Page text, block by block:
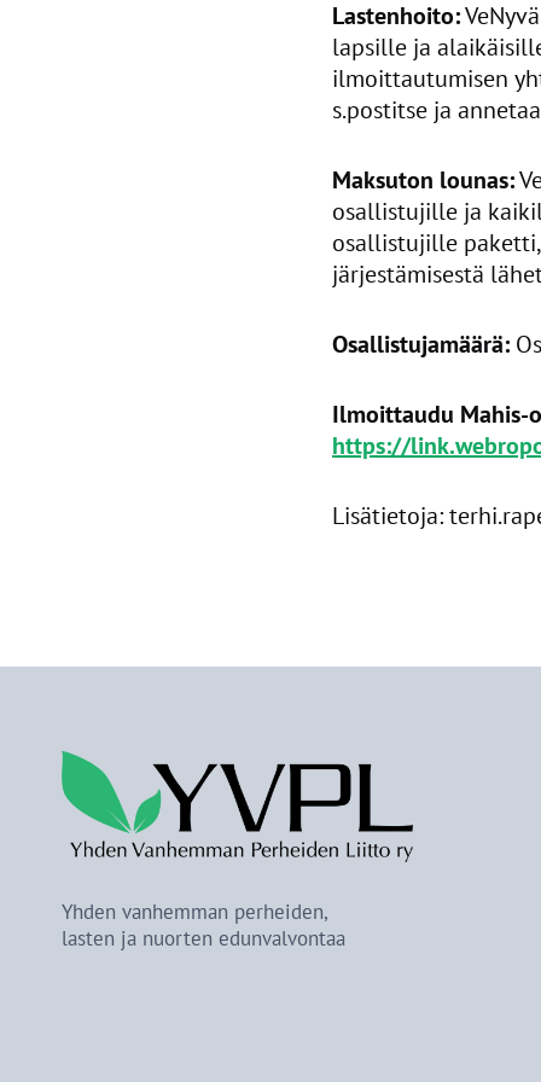
Lastenhoito:
lapsille ja
ilmoittautumisen
s.postitse ja
Maksuton lounas:
osallistujille ja
osallistujille
järjestämisestä
Osallistujamäärä:
Ilmoittaudu Mahis-
https://
Lisätietoja:
Yhden vanhemman perheiden,
lasten ja nuorten edunvalvontaa